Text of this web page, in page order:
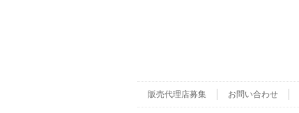
販売代理店募集 お問い合わせ